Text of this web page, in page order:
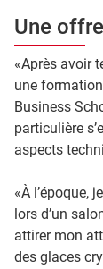
Une
«Après avoir
une
Business
particulière
aspects
«À l’époque,
lors d’un
attirer mon
des glaces